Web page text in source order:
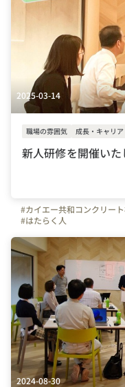
2025-03-14
職場の雰囲気 成長・キャリア
新人研修を開催いた
#カイエー共和コンクリー
#はたらく人
2024-08-30